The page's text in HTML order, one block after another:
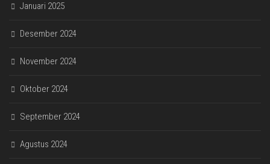
Januari 2025
Desember 2024
November 2024
Oktober 2024
September 2024
Agustus 2024